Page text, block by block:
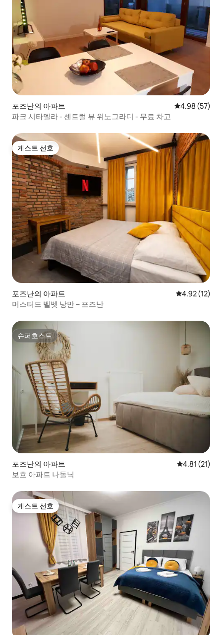
포즈난의 아파트 평점 4.98점(5
4.98 (57)
파크 시타델라 - 센트럴 뷰 위노그라디 - 무료 차고
게스트 선호
게스트 선호
포즈난의 아파트 평점 4.92점
4.92 (12)
머스터드 벨벳 낭만 – 포즈난
슈퍼호스트
슈퍼호스트
포즈난의 아파트 평점 4.81점
4.81 (21)
보호 아파트 나돌닉
게스트 선호
게스트 선호